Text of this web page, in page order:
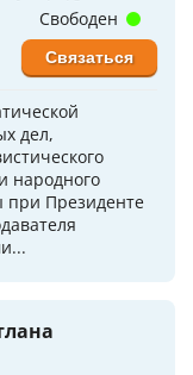
дел,
народного
при Президенте
Свободен
Связаться